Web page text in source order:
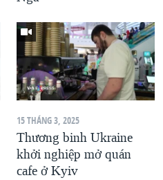
15 THÁNG 3, 2025
Thương binh Ukraine
khởi nghiệp mở quán
cafe ở Kyiv